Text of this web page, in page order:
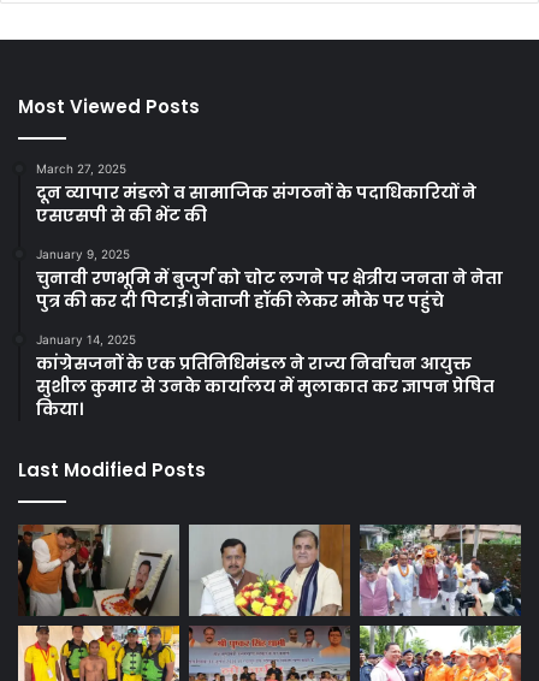
Most Viewed Posts
March 27, 2025
दून व्यापार मंडलो व सामाजिक संगठनों के पदाधिकारियों ने
एसएसपी से की भेंट की
January 9, 2025
चुनावी रणभूमि में बुजुर्ग को चोट लगने पर क्षेत्रीय जनता ने नेता
पुत्र की कर दी पिटाई। नेताजी हॉकी लेकर मौके पर पहुंचे
January 14, 2025
कांग्रेसजनों के एक प्रतिनिधिमंडल ने राज्य निर्वाचन आयुक्त
सुशील कुमार से उनके कार्यालय में मुलाकात कर ज्ञापन प्रेषित
किया।
Last Modified Posts